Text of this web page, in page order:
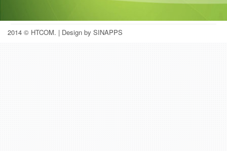
2014 © HTCOM. | Design by SINAPPS